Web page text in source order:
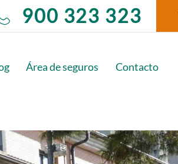
900 323 323
Área de seguros Contacto